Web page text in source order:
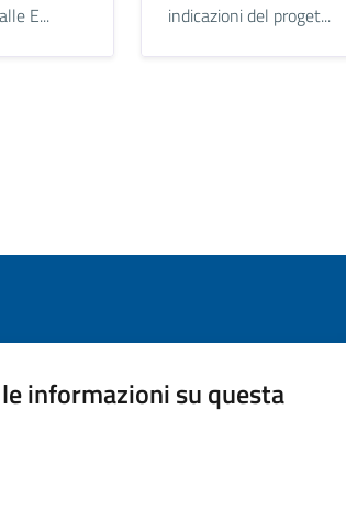
E...
indicazioni del proget...
informazioni su questa